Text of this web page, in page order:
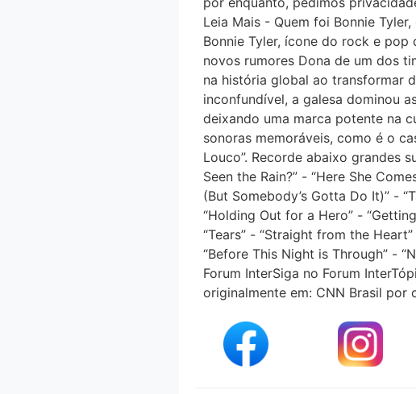
Leia Mais - Quem foi Bonnie
Bonnie Tyler, ícone do rock e
novos rumores Dona de um dos
na história global ao transformar
inconfundível, a galesa dominou
deixando uma marca potente na
sonoras memoráveis, como é o
Louco”. Recorde abaixo grandes
Seen the Rain?” - “Here She
(But Somebody’s Gotta Do It)” -
“Holding Out for a Hero” -
“Tears” - “Straight from the
“Before This Night is Through” -
Forum InterSiga no Forum
originalmente em: CNN Brasil por